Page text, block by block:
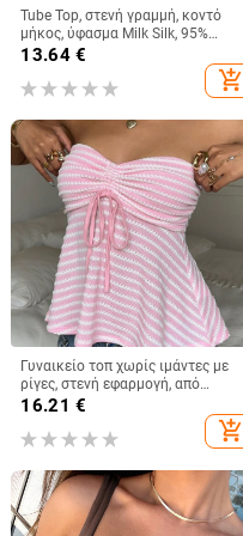
Tube Top, στενή γραμμή, κοντό
μήκος, ύφασμα Milk Silk, 95%
πολυεστέρας και σπάντεξ, χωρίς
13.64€
add_shopping_cart
Γυναικείο τοπ χωρίς ιμάντες με
ρίγες, στενή εφαρμογή, από
πολυεστέρα-ελαστάνη, κοντό
16.21 €
add_shopping_cart